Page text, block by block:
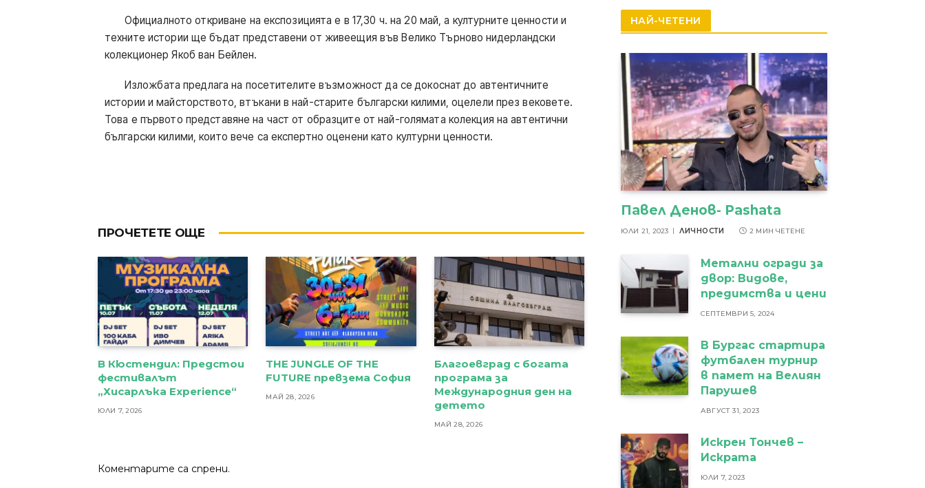
Официалното откриване на експозицията е в 17,30 ч. на 20 май, а културните ценности и
техните истории ще бъдат представени от живеещия във Велико Търново нидерландски
колекционер Якоб ван Бейлен.
Изложбата предлага на посетителите възможност да се докоснат до автентичните
истории и майсторството, втъкани в най-старите български килими, оцелели през вековете.
Това е първото представяне на част от образците от най-голямата колекция на автентични
български килими, които вече са експертно оценени като културни ценности.
ПРОЧЕТЕТЕ ОЩЕ
В Кюстендил: Предстои
фестивалът
„Хисарлъка Experience“
ЮЛИ 7, 2026
THE JUNGLE OF THE
FUTURE превзема София
МАЙ 28, 2026
Благоевград с богата
програма за
Международния ден на
детето
МАЙ 28, 2026
Коментарите са спрени.
НАЙ-ЧЕТЕНИ
Павел Денов- Pashata
ЮЛИ 21, 2023 ЛИЧНОСТИ 2 МИН ЧЕТЕНЕ
Метални огради за
двор: Видове,
предимства и цени
СЕПТЕМВРИ 5, 2024
В Бургас стартира
футбален турнир
в памет на Велиян
Парушев
АВГУСТ 31, 2023
Искрен Тончев –
Искрата
ЮЛИ 7, 2023